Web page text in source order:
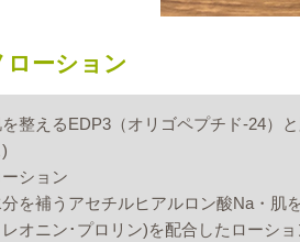
ローション
を整えるEDP3（オリゴペプチド-24）
ーション
分を補うアセチルヒアルロン酸Na・肌
レオニン･プロリン)を配合したローショ